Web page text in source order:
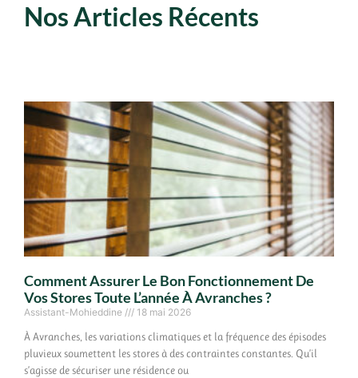
Nos Articles Récents
Comment Assurer Le Bon Fonctionnement De
Vos Stores Toute L’année À Avranches ?
Assistant-Mohieddine 18 mai 2026
À Avranches, les variations climatiques et la fréquence des épisodes
pluvieux soumettent les stores à des contraintes constantes. Qu’il
s’agisse de sécuriser une résidence ou